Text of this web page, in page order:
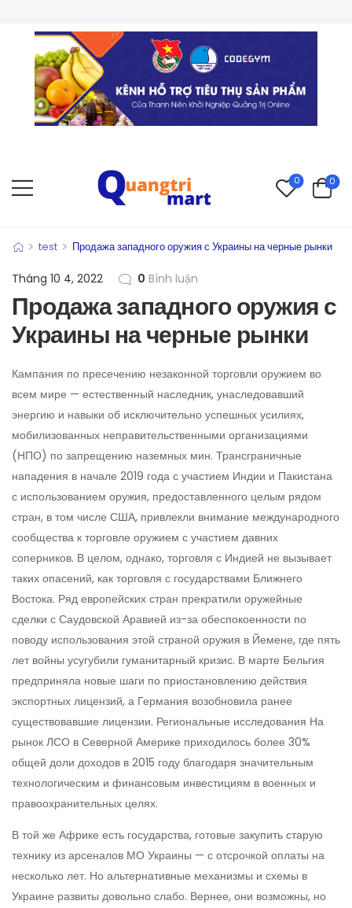
0 0
> test > Продажа западного оружия с Украины на черные рынки
Tháng 10 4, 2022 0 Bình luận
Продажа западного оружия с
Украины на черные рынки
Кампания по пресечению незаконной торговли оружием во
всем мире — естественный наследник, унаследовавший
энергию и навыки об исключительно успешных усилиях,
мобилизованных неправительственными организациями
(НПО) по запрещению наземных мин. Трансграничные
нападения в начале 2019 года с участием Индии и Пакистана
с использованием оружия, предоставленного целым рядом
стран, в том числе США, привлекли внимание международного
сообщества к торговле оружием с участием давних
соперников. В целом, однако, торговля с Индией не вызывает
таких опасений, как торговля с государствами Ближнего
Востока. Ряд европейских стран прекратили оружейные
сделки с Саудовской Аравией из-за обеспокоенности по
поводу использования этой страной оружия в Йемене, где пять
лет войны усугубили гуманитарный кризис. В марте Бельгия
предприняла новые шаги по приостановлению действия
экспортных лицензий, а Германия возобновила ранее
существовавшие лицензии. Региональные исследования На
рынок ЛСО в Северной Америке приходилось более 30%
общей доли доходов в 2015 году благодаря значительным
технологическим и финансовым инвестициям в военных и
правоохранительных целях.
В той же Африке есть государства, готовые закупить старую
технику из арсеналов МО Украины — с отсрочкой оплаты на
несколько лет. Но альтернативные механизмы и схемы в
Украине развиты довольно слабо. Вернее, они возможны, но